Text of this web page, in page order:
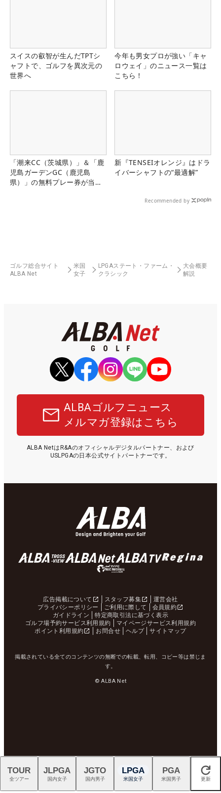
スイスの叡智が生んだTPTシ
ャフトで、ゴルフを異次元の
世界へ
今年も男女プロが強い「キャ
ロウェイ」のニュース一覧は
こちら！
「潮来CC（茨城県）」＆「鹿
児島ガーデンGC（鹿児島
県）」の無料プレー券が当た
新『TENSEIオレンジ』はドラ
イバーシャフトの“最適解”
Recommended by
ゴルフ総合サイト
ALBA Net
米国
女子
LPGAステート・ファーム・
クラシック
大会概要
解説
ALBAゴルフニュース
メルマガ登録はこちら
ALBA NetはR&Aのオフィシャルデジタルパートナー、および
USLPGAの日本公式サイトパートナーです。
広告掲載について スタッフ募集
運営会社
プライバシーポリシー
ご利用に際して
会員規約
ガイドライン
特定商取引法に基づく表示
ゴルフ場予約サービス利用規約
マイページサービス利用規約
ポイント利用規約
お問合せ ヘルプ サイトマップ
掲載されている全てのコンテンツの無断での転載、転用、コピー等は禁じま
す。
© ALBA Net
閉じる
TOUR
全ツアー
JLPGA
国内女子
JGTO
国内男子
LPGA
米国女子
PGA
米国男子 更新